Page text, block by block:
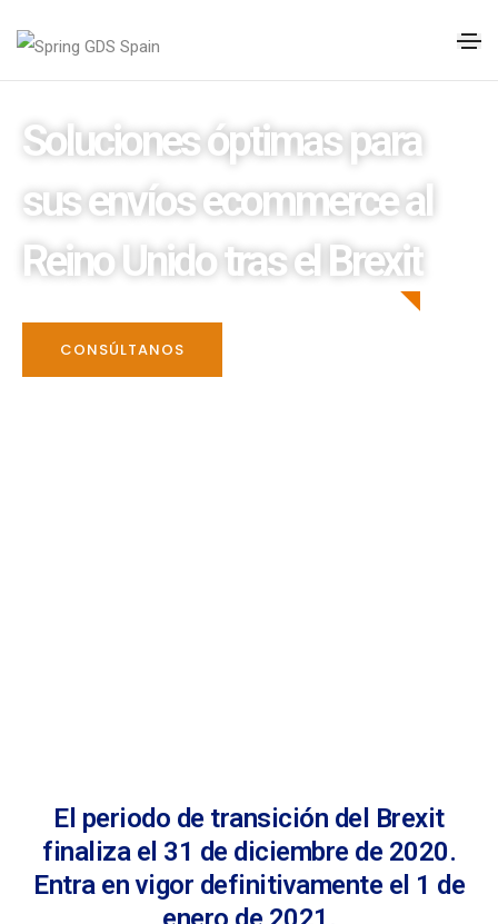
Soluciones óptimas para
sus envíos ecommerce al
Reino Unido tras el Brexit
CONSÚLTANOS
El periodo de transición del Brexit
finaliza el 31 de diciembre de 2020.
Entra en vigor definitivamente el 1 de